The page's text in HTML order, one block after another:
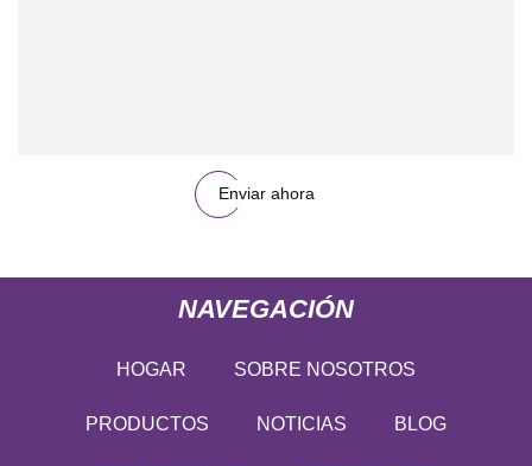
Enviar ahora
NAVEGACIÓN
HOGAR SOBRE NOSOTROS
PRODUCTOS NOTICIAS BLOG